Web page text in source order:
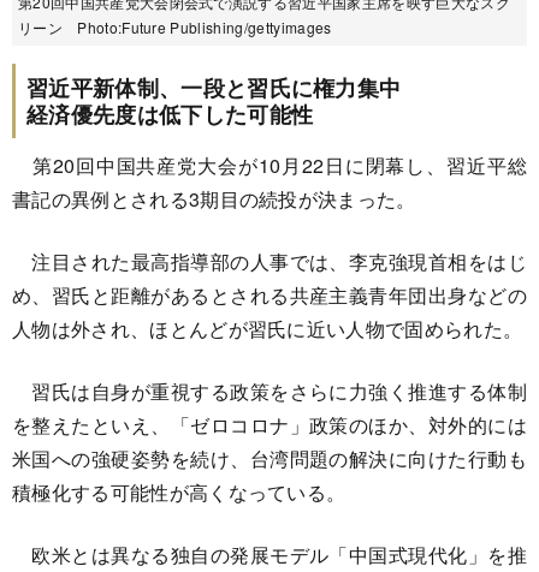
リーン Photo:Future Publishing/gettyimages
習近平新体制、一段と習氏に権力集中
経済優先度は低下した可能性
第20回中国共産党大会が10月22日に閉幕し、習近平総
書記の異例とされる3期目の続投が決まった。
注目された最高指導部の人事では、李克強現首相をはじ
め、習氏と距離があるとされる共産主義青年団出身などの
人物は外され、ほとんどが習氏に近い人物で固められた。
習氏は自身が重視する政策をさらに力強く推進する体制
を整えたといえ、「ゼロコロナ」政策のほか、対外的には
米国への強硬姿勢を続け、台湾問題の解決に向けた行動も
積極化する可能性が高くなっている。
欧米とは異なる独自の発展モデル「中国式現代化」を推